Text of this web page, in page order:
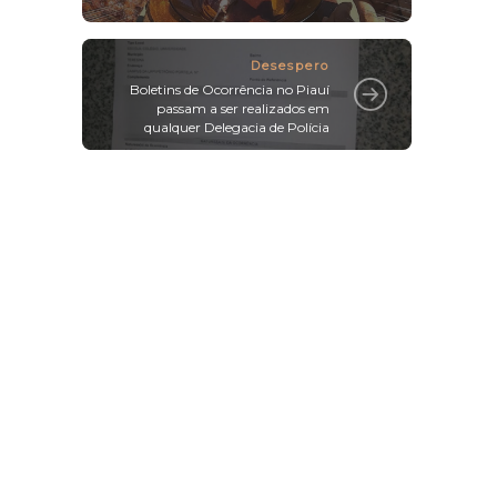
Desespero
Boletins de Ocorrência no Piauí
passam a ser realizados em
qualquer Delegacia de Polícia